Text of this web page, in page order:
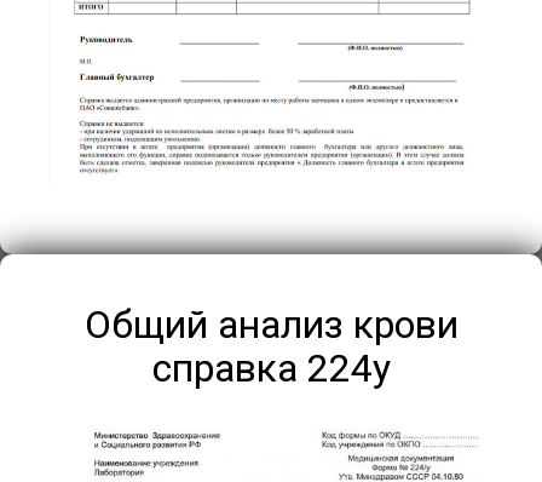
Общий анализ крови
справка 224у